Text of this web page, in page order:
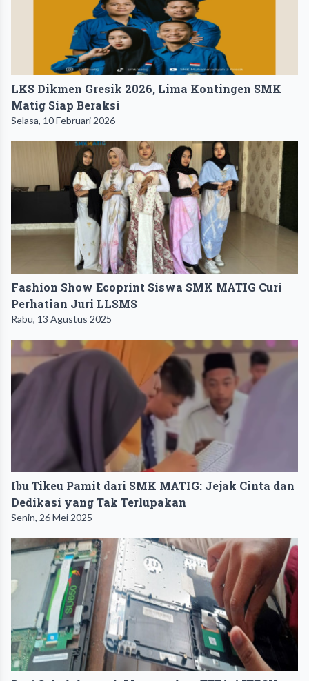
LKS Dikmen Gresik 2026, Lima Kontingen SMK
Matig Siap Beraksi
Selasa, 10 Februari 2026
Fashion Show Ecoprint Siswa SMK MATIG Curi
Perhatian Juri LLSMS
Rabu, 13 Agustus 2025
Ibu Tikeu Pamit dari SMK MATIG: Jejak Cinta dan
Dedikasi yang Tak Terlupakan
Senin, 26 Mei 2025